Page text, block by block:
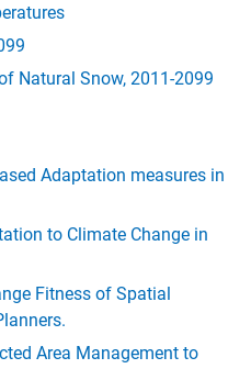
Natural Snow, 2011-2099
Adaptation measures in
to Climate Change in
Fitness of Spatial
Area Management to